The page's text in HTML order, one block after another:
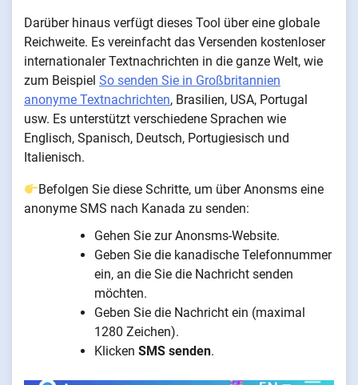
Darüber hinaus verfügt dieses Tool über eine globale
Reichweite. Es vereinfacht das Versenden kostenloser
internationaler Textnachrichten in die ganze Welt, wie
zum Beispiel So senden Sie in Großbritannien
anonyme Textnachrichten, Brasilien, USA, Portugal
usw. Es unterstützt verschiedene Sprachen wie
Englisch, Spanisch, Deutsch, Portugiesisch und
Italienisch.
Befolgen Sie diese Schritte, um über Anonsms eine
anonyme SMS nach Kanada zu senden:
Gehen Sie zur Anonsms-Website.
Geben Sie die kanadische Telefonnummer
ein, an die Sie die Nachricht senden
möchten.
Geben Sie die Nachricht ein (maximal
1280 Zeichen).
Klicken SMS senden.